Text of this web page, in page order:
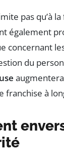
pas qu’à
également
concernant
du
franchise à